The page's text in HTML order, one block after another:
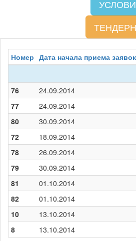
Номер Дата начала приема заявок
76 24.09.2014
77
24.09.2014
80
30.09.2014
72
18.09.2014
78
26.09.2014
79
30.09.2014
81
01.10.2014
82
01.10.2014
10
13.10.2014
8
13.10.2014